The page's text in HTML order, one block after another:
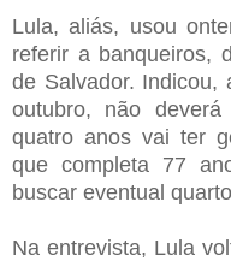
Lula, aliás, usou
referir a banqueiros,
de Salvador. Indicou,
outubro, não
quatro anos vai ter
que completa 77
buscar eventual
Na entrevista, Lula